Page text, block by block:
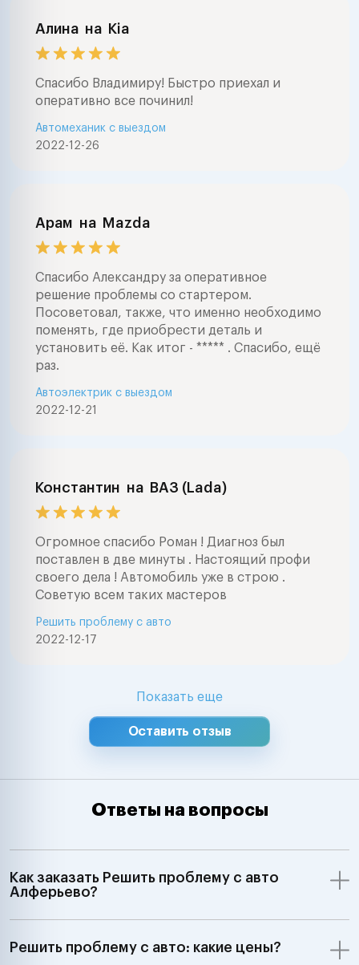
Алина на Kia
Спасибо Владимиру! Быстро приехал и
оперативно все починил!
2022-12-26
Автомеханик с выездом
Арам на Mazda
Спасибо Александру за оперативное
решение проблемы со стартером.
Посоветовал, также, что именно необходимо
поменять, где приобрести деталь и
установить её. Как итог - ***** . Спасибо, ещё
раз.
2022-12-21
Автоэлектрик с выездом
Константин на ВАЗ (Lada)
Огромное спасибо Роман ! Диагноз был
поставлен в две минуты . Настоящий профи
своего дела ! Автомобиль уже в строю .
Советую всем таких мастеров
2022-12-17
Решить проблему с авто
Показать еще
Оставить отзыв
Ответы на вопросы
Как заказать Решить проблему с авто
Алферьево?
Решить проблему с авто: какие цены?